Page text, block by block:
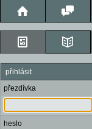
přihlásit
přezdívka
heslo